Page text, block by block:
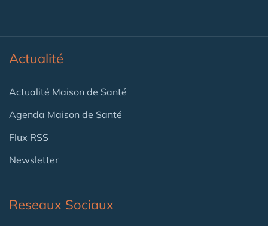
Actualité
Actualité Maison de Santé
Agenda Maison de Santé
Flux RSS
Newsletter
Reseaux Sociaux